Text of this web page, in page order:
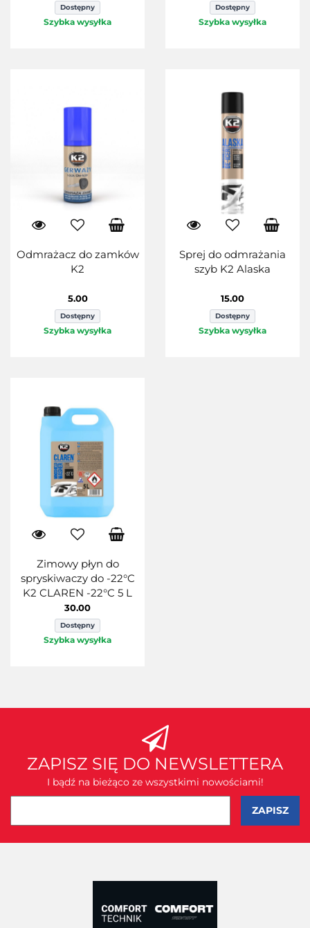
Dostępny
Szybka wysyłka
Dostępny
Szybka wysyłka
Odmrażacz do zamków
K2
5.00
Dostępny
Szybka wysyłka
Sprej do odmrażania
szyb K2 Alaska
15.00
Dostępny
Szybka wysyłka
Zimowy płyn do
spryskiwaczy do -22°C
K2 CLAREN -22°C 5 L
30.00
Dostępny
Szybka wysyłka
ZAPISZ SIĘ DO NEWSLETTERA
I bądź na bieżąco ze wszystkimi nowościami!